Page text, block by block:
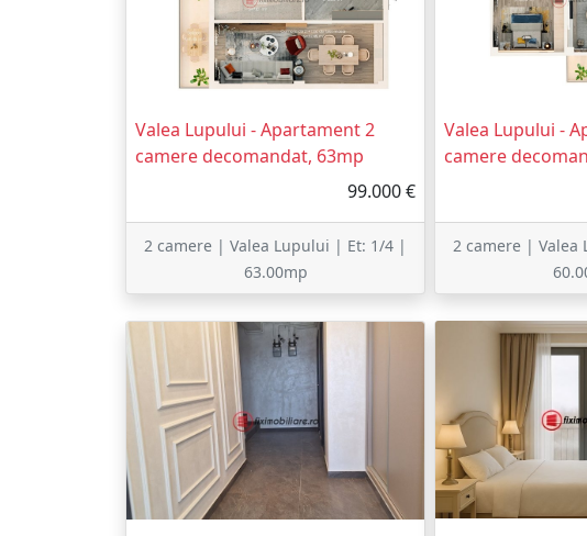
Valea Lupului - Apartament 2
camere decomandat, 63mp
99.000 €
2 camere | Valea Lupului | Et: 1/4 |
63.00mp
Valea Lupului -
camere
2 camere |